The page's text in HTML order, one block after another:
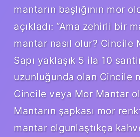
mantarın başlığının mor
açıkladı: “Ama zehirli bir
mantar nasıl olur? Cincile
Sapı yaklaşık 5 ila 10
uzunluğunda olan Cincile
Cincile veya Mor Mantar
Mantarın şapkası mor
mantar olgunlaştıkça